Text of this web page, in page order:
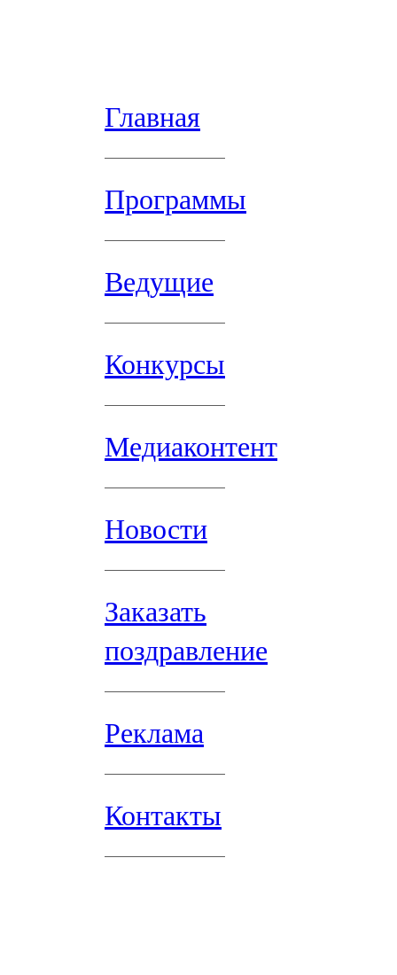
Главная
Программы
Ведущие
Конкурсы
Медиаконтент
Новости
Заказать
поздравление
Реклама
Контакты